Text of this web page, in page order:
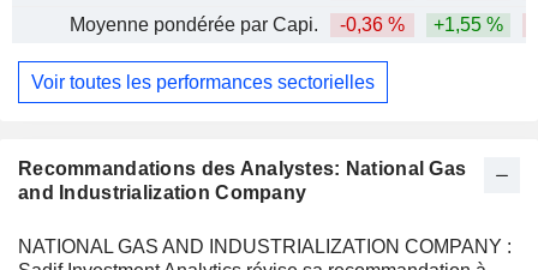
Recommandations des Analystes: National Gas
and Industrialization Company
NATIONAL GAS AND INDUSTRIALIZATION COMPANY :
Moyenne pondérée par Capi.
-0,36 % +1,55 %
Voir toutes les performances sectorielles